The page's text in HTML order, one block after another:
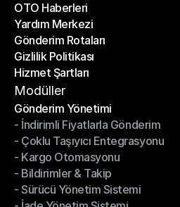
Başarı Hikayeleri
OTO Haberleri
OTO Haberleri
Yardım Merkezi
Yardım Merkezi
Gönderim Rotaları
Gönderim Rotaları
Gizlilik Politikası
Gizlilik Politikası
Hizmet Şartları
Hizmet Şartları
Modüller
Gönderim Yönetimi
Gönderim Yönetimi
- İndirimli Fiyatlarla Gönderim
- İndirimli Fiyatlarla Gönderim
- Çoklu Taşıyıcı Entegrasyonu
- Çoklu Taşıyıcı Entegrasyonu
- Kargo Otomasyonu
- Kargo Otomasyonu
- Bildirimler & Takip
- Bildirimler & Takip
- Sürücü Yönetim Sistemi